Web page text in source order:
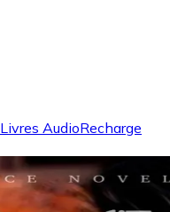
Livres AudioRecharge